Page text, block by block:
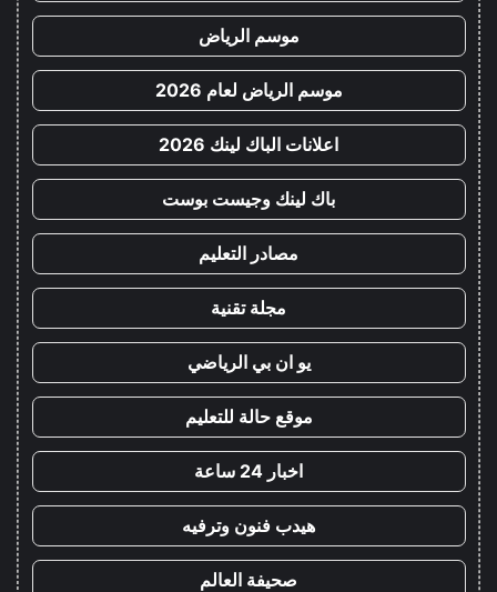
موسم الرياض
موسم الرياض لعام 2026
اعلانات الباك لينك 2026
باك لينك وجيست بوست
مصادر التعليم
مجلة تقنية
يو ان بي الرياضي
موقع حالة للتعليم
اخبار 24 ساعة
هيدب فنون وترفيه
صحيفة العالم